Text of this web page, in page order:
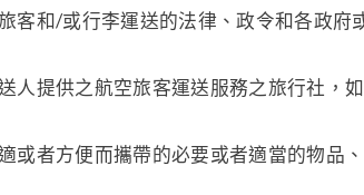
客和/或行李運送的法律、政令和各政
人提供之航空旅客運送服務之旅行社，
或者方便而攜帶的必要或者適當的物品